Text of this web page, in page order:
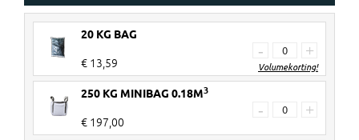
20 KG BAG
€ 13,59
- +
Volumekorting!
€ 3 korting per 20kg zak
Vanaf 60 stuks
250 KG MINIBAG 0.18M3
€ 197,00
- +